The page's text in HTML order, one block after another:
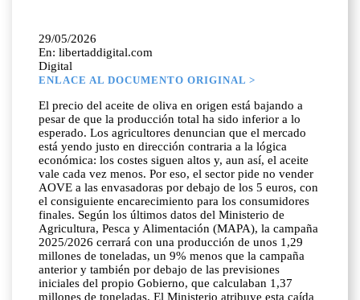
29/05/2026
En: libertaddigital.com
Digital
ENLACE AL DOCUMENTO ORIGINAL >
El precio del aceite de oliva en origen está bajando a
pesar de que la producción total ha sido inferior a lo
esperado. Los agricultores denuncian que el mercado
está yendo justo en dirección contraria a la lógica
económica: los costes siguen altos y, aun así, el aceite
vale cada vez menos. Por eso, el sector pide no vender
AOVE a las envasadoras por debajo de los 5 euros, con
el consiguiente encarecimiento para los consumidores
finales. Según los últimos datos del Ministerio de
Agricultura, Pesca y Alimentación (MAPA), la campaña
2025/2026 cerrará con una producción de unos 1,29
millones de toneladas, un 9% menos que la campaña
anterior y también por debajo de las previsiones
iniciales del propio Gobierno, que calculaban 1,37
millones de toneladas. El Ministerio atribuye esta caída